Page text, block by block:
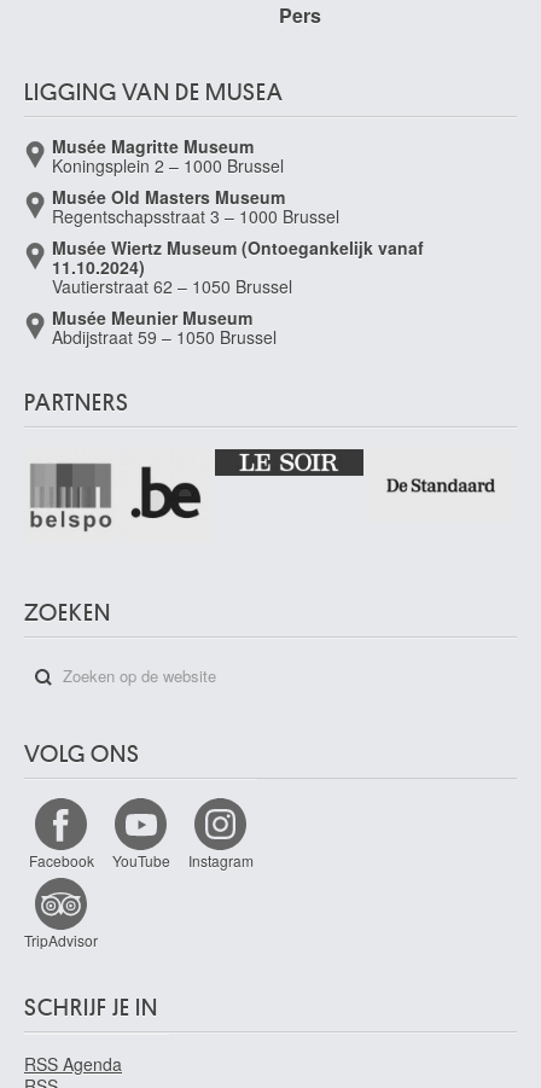
Pers
LIGGING VAN DE MUSEA
Musée Magritte Museum
Koningsplein 2 – 1000 Brussel
Musée Old Masters Museum
Regentschapsstraat 3 – 1000 Brussel
Musée Wiertz Museum (Ontoegankelijk vanaf
11.10.2024)
Vautierstraat 62 – 1050 Brussel
Musée Meunier Museum
Abdijstraat 59 – 1050 Brussel
PARTNERS
ZOEKEN
VOLG ONS
Facebook YouTube Instagram
TripAdvisor
SCHRIJF JE IN
RSS Agenda